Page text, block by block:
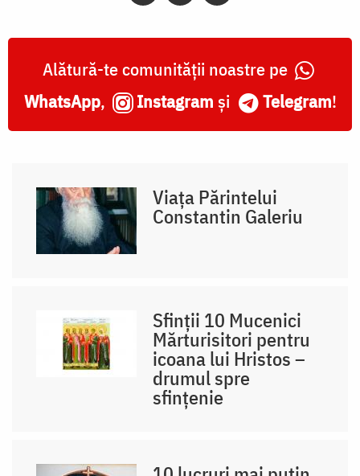
Alătură-te comunității noastre pe
WhatsApp, Instagram și Telegram!
Viața Părintelui
Constantin Galeriu
Sfinții 10 Mucenici
Mărturisitori pentru
icoana lui Hristos –
drumul spre
sfințenie